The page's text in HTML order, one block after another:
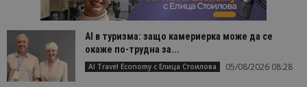
AI в туризма: защо камериерка може да се
окаже по-трудна за...
AI Travel Economy с Елица Стоилова 05/08/2026 08:28